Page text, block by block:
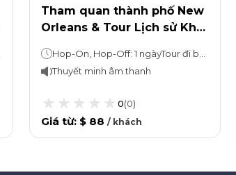
Tham quan thành phố New
Orleans & Tour Lịch sử Khu
Thuyết minh âm thanh
0(0)
Giá từ: $ 88 / khách